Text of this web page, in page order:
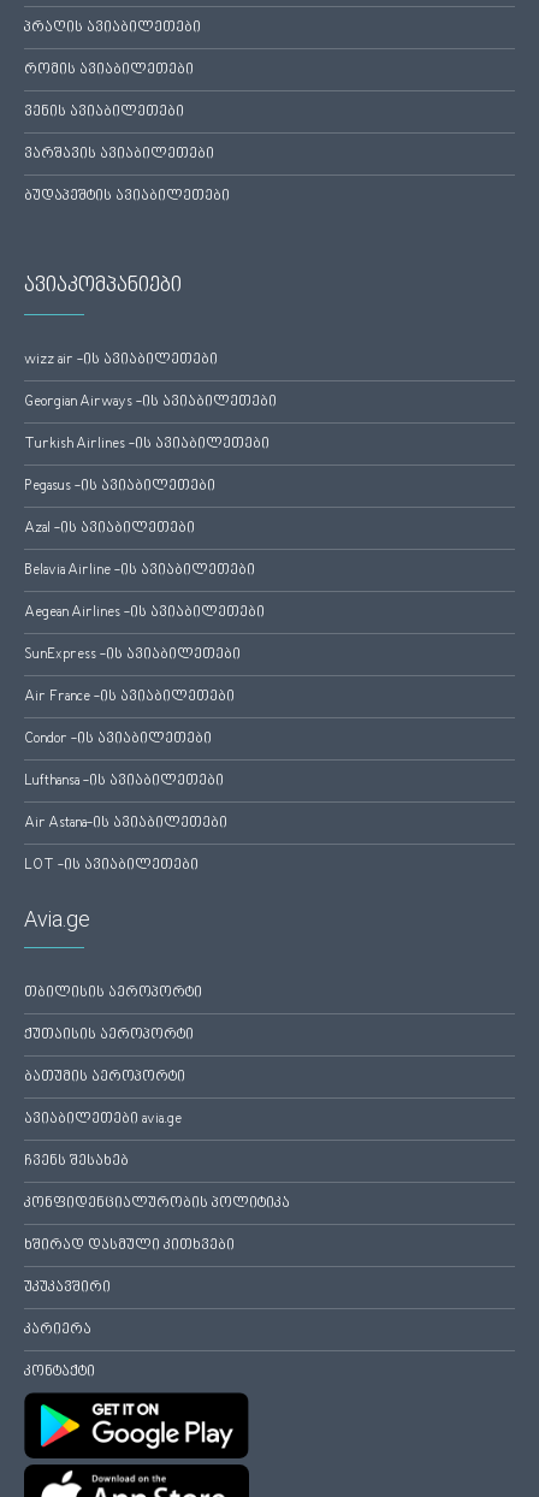
პრაღის ავიაბილეთები
რომის ავიაბილეთები
ვენის ავიაბილეთები
ვარშავის ავიაბილეთები
ბუდაპეშტის ავიაბილეთები
ავიაკომპანიები
wizz air -ის ავიაბილეთები
Georgian Airways -ის ავიაბილეთები
Turkish Airlines -ის ავიაბილეთები
Pegasus -ის ავიაბილეთები
Azal -ის ავიაბილეთები
Belavia Airline -ის ავიაბილეთები
Aegean Airlines -ის ავიაბილეთები
SunExpress -ის ავიაბილეთები
Air France -ის ავიაბილეთები
Condor -ის ავიაბილეთები
Lufthansa -ის ავიაბილეთები
Air Astana-ის ავიაბილეთები
LOT -ის ავიაბილეთები
Avia.ge
თბილისის აეროპორტი
ქუთაისის აეროპორტი
ბათუმის აეროპორტი
ავიაბილეთები avia.ge
ჩვენს შესახებ
კონფიდენციალურობის პოლიტიკა
ხშირად დასმული კითხვები
უკუკავშირი
კარიერა
კონტაქტი